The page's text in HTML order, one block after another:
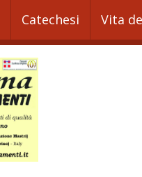
Catechesi Vita